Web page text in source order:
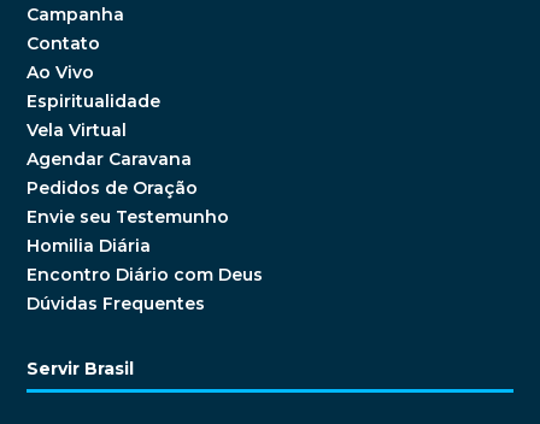
Campanha
Contato
Ao Vivo
Espiritualidade
Vela Virtual
Agendar Caravana
Pedidos de Oração
Envie seu Testemunho
Homilia Diária
Encontro Diário com Deus
Dúvidas Frequentes
Servir Brasil